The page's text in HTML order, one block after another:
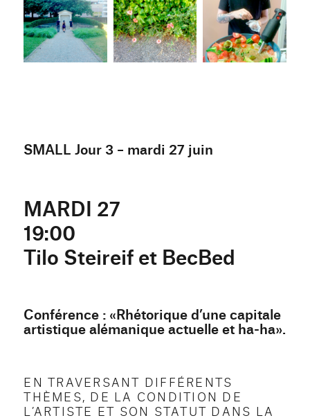
SMALL Jour 3 – mardi 27 juin
MARDI 27
19:00
Tilo Steireif et BecBed
Conférence : «Rhétorique d’une capitale
artistique alémanique actuelle et ha-ha».
EN TRAVERSANT DIFFÉRENTS
THÈMES, DE LA CONDITION DE
L’ARTISTE ET SON STATUT DANS LA